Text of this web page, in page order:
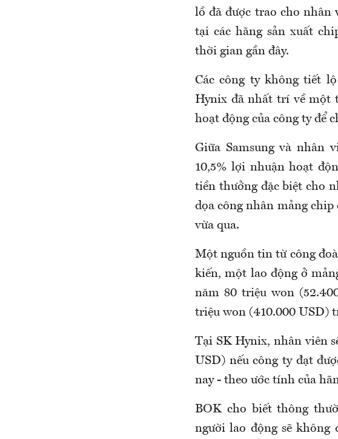
lồ đã được trao cho nhân
tại các hãng sản xuất
thời gian gần đây.
Các công ty không tiết
Hynix đã nhất trí về một
hoạt động của công ty để
Giữa Samsung và nhân
10,5% lợi nhuận hoạt
tiền thưởng đặc biệt cho
dọa công nhân mảng chip
vừa qua.
Một nguồn tin từ công
kiến, một lao động ở
năm 80 triệu won
triệu won (410.000 USD)
Tại SK Hynix, nhân viên
USD) nếu công ty đạt
nay - theo ước tính của
BOK cho biết thông
người lao động sẽ